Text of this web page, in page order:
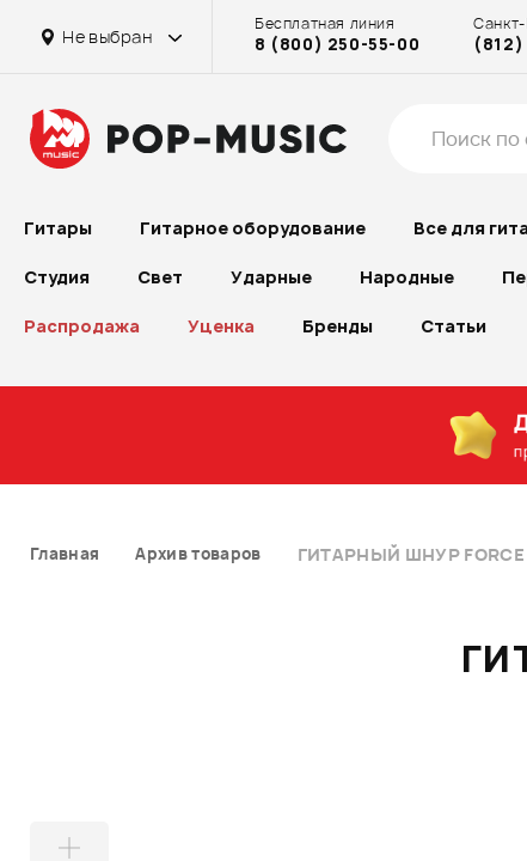
Не выбран
Бесплатная линия
8 (800) 250-55-00 (812)
Гитары Гитарное оборудование Все для
Студия Свет Ударные Народные
Распродажа Уценка Бренды Статьи
Главная Архив товаров ГИТАРНЫЙ ШНУР FORCE